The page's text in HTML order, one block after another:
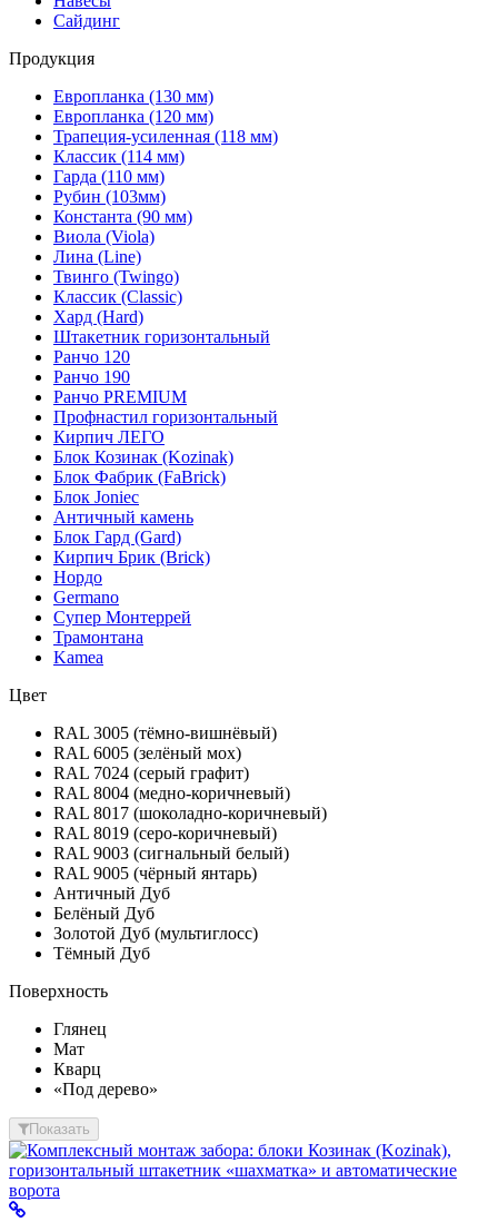
Сайдинг
Продукция
Европланка (130 мм)
Европланка (120 мм)
Трапеция-усиленная (118 мм)
Классик (114 мм)
Гарда (110 мм)
Рубин (103мм)
Константа (90 мм)
Виола (Viola)
Лина (Line)
Твинго (Twingo)
Классик (Classic)
Хард (Hard)
Штакетник горизонтальный
Ранчо 120
Ранчо 190
Ранчо PREMIUM
Профнастил горизонтальный
Кирпич ЛЕГО
Блок Козинак (Kozinak)
Блок Фабрик (FaBrick)
Блок Joniec
Античный камень
Блок Гард (Gard)
Кирпич Брик (Brick)
Нордо
Germano
Супер Монтеррей
Трамонтана
Kamea
Цвет
RAL 3005 (тёмно-вишнёвый)
RAL 6005 (зелёный мох)
RAL 7024 (серый графит)
RAL 8004 (медно-коричневый)
RAL 8017 (шоколадно-коричневый)
RAL 8019 (серо-коричневый)
RAL 9003 (сигнальный белый)
RAL 9005 (чёрный янтарь)
Античный Дуб
Белёный Дуб
Золотой Дуб (мультиглосс)
Тёмный Дуб
Поверхность
Глянец
Мат
Кварц
«Под дерево»
Показать